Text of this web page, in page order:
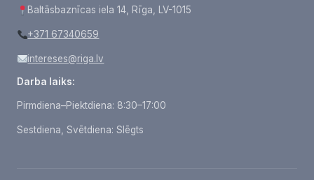
Baltāsbaznīcas iela 14, Rīga, LV-1015
+371 67340659
intereses@riga.lv
Darba laiks:
Pirmdiena–Piektdiena: 8:30–17:00
Sestdiena, Svētdiena: Slēgts